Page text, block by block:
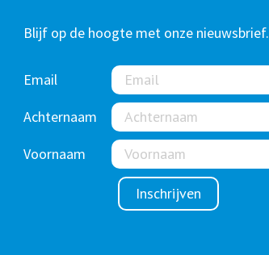
Blijf op de hoogte met onze nieuwsbrief.
Email
Achternaam
Voornaam
Inschrijven